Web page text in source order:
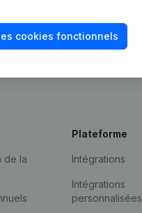
cookies fonctionnels
de la
Plateforme
Intégrations
Intégrations
personnalisées